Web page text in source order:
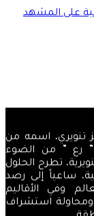
على المشهد
في يناير ٢٠٢١، كمركز تنويري، اسمه من
” رع ” من الضوء
تطرح الحلول
ساعياً إلى رصد
وفي الأقاليم
ومحاولة استشراف